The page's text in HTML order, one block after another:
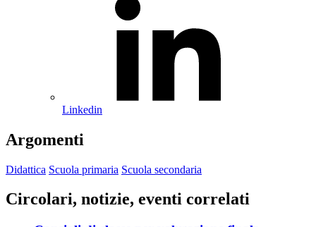
Linkedin
Argomenti
Didattica Scuola primaria Scuola secondaria
Circolari, notizie, eventi correlati